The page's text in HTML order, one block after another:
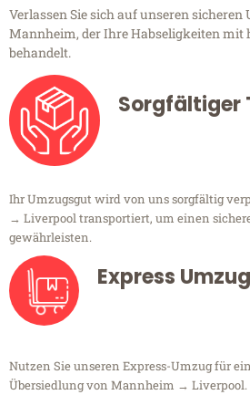
Verlassen Sie sich auf unseren sicheren
Mannheim, der Ihre Habseligkeiten mit
behandelt.
Sorgfältiger
Ihr Umzugsgut wird von uns sorgfältig
→ Liverpool transportiert, um einen
gewährleisten.
Express Umzug
Nutzen Sie unseren Express-Umzug für
Übersiedlung von Mannheim → Liverpool.